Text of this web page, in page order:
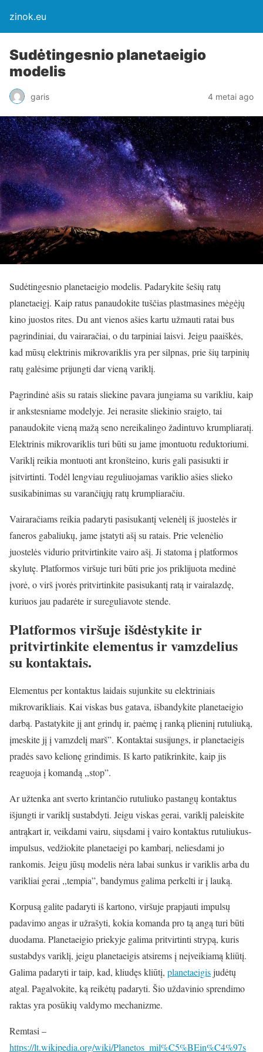
zinok.eu
Sudėtingesnio planetaeigio
modelis
garis 4 metai ago
Sudėtingesnio planetaeigio modelis. Padarykite šešių ratų
planetaeigį. Kaip ratus panaudokite tuščias plastmasines mėgėjų
kino juostos rites. Du ant vienos ašies kartu užmauti ratai bus
pagrindiniai, du vairaračiai, o du tarpiniai laisvi. Jeigu paaiškės,
kad mūsų elektrinis mikrovariklis yra per silpnas, prie šių tarpinių
ratų galėsime prijungti dar vieną variklį.
Pagrindinė ašis su ratais sliekine pavara jungiama su varikliu, kaip
ir ankstesniame modelyje. Jei nerasite sliekinio sraigto, tai
panaudokite vieną mažą seno nereikalingo žadintuvo krumpliaratį.
Elektrinis mikrovariklis turi būti su jame įmontuotu reduktoriumi.
Variklį reikia montuoti ant kronšteino, kuris gali pasisukti ir
įsitvirtinti. Todėl lengviau reguliuojamas variklio ašies slieko
susikabinimas su varančiųjų ratų krumpliaračiu.
Vairaračiams reikia padaryti pasisukantį velenėlį iš juostelės ir
faneros gabaliukų, jame įstatyti ašį su ratais. Prie velenėlio
juostelės vidurio pritvirtinkite vairo ašį. Ji statoma į platformos
skylutę. Platformos viršuje turi būti prie jos priklijuota medinė
įvorė, o virš įvorės pritvirtinkite pasisukantį ratą ir vairalazdę,
kuriuos jau padarėte ir sureguliavote stende.
Platformos viršuje išdėstykite ir
pritvirtinkite elementus ir vamzdelius
su kontaktais.
Elementus per kontaktus laidais sujunkite su elektriniais
mikrovarikliais. Kai viskas bus gatava, išbandykite planetaeigio
darbą. Pastatykite jį ant grindų ir, paėmę į ranką plieninį rutuliuką,
įmeskite jį į vamzdelį marš”. Kontaktai susijungs, ir planetaeigis
pradės savo kelionę grindimis. Iš karto patikrinkite, kaip jis
reaguoja į komandą ,,stop”.
Ar užtenka ant sverto krintančio rutuliuko pastangų kontaktus
išjungti ir variklį sustabdyti. Jeigu viskas gerai, variklį paleiskite
antrąkart ir, veikdami vairu, siųsdami į vairo kontaktus rutuliukus-
impulsus, vedžiokite planetaeigi po kambarį, neliesdami jo
rankomis. Jeigu jūsų modelis nėra labai sunkus ir variklis arba du
varikliai gerai ,,tempia”, bandymus galima perkelti ir į lauką.
Korpusą galite padaryti iš kartono, viršuje prapjauti impulsų
padavimo angas ir užrašyti, kokia komanda pro tą angą turi būti
duodama. Planetaeigio priekyje galima pritvirtinti strypą, kuris
sustabdys variklį, jeigu planetaeigis atsirems į neįveikiamą kliūtį.
Galima padaryti ir taip, kad, kliudęs kliūtį, planetaeigisjudėtų
atgal. Pagalvokite, ką reikėtų padaryti. Šio uždavinio sprendimo
raktas yra posūkių valdymo mechanizme.
Remtasi –
https://lt.wikipedia.org/wiki/Planetos_mil%C5%BEin%C4%97s